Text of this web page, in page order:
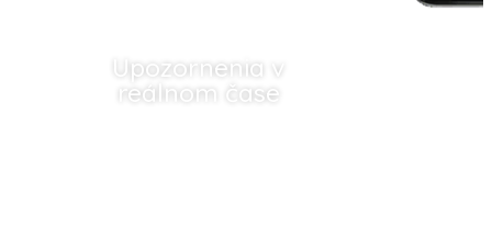
Upozornenia v
reálnom čase